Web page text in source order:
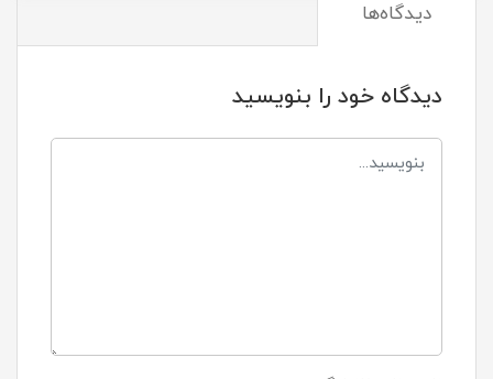
دیدگاه‌ها
دیدگاه خود را بنویسید